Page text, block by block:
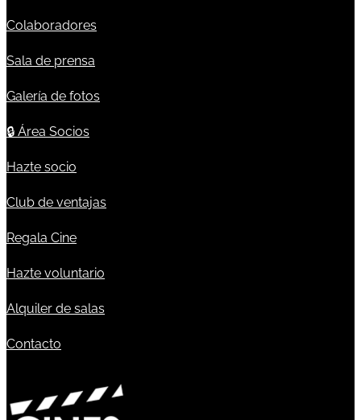
Colaboradores
Sala de prensa
Galería de fotos
🔒 Área Socios
Hazte socio
Club de ventajas
Regala Cine
Hazte voluntario
Alquiler de salas
Contacto